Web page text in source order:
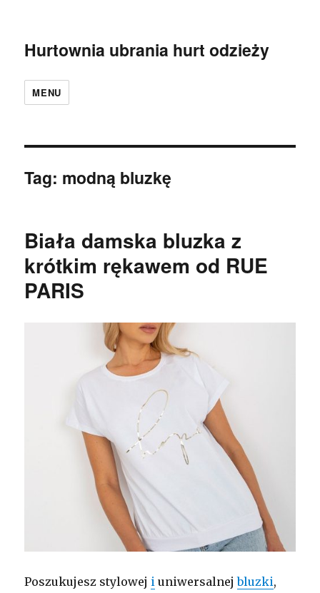
Hurtownia ubrania hurt odzieży
MENU
Tag: modną bluzkę
Biała damska bluzka z
krótkim rękawem od RUE
PARIS
Poszukujesz stylowej i uniwersalnejbluzki,